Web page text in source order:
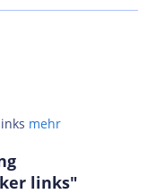
mehr
links"